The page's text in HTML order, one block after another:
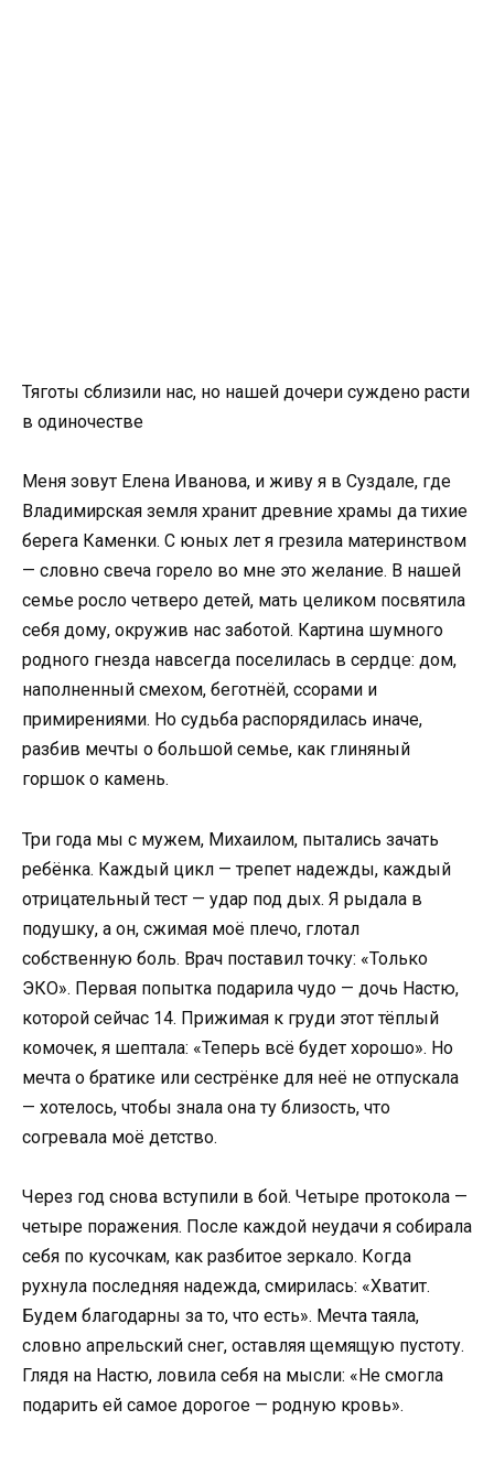
Тяготы сблизили нас, но нашей дочери суждено расти
в одиночестве
Меня зовут Елена Иванова, и живу я в Суздале, где
Владимирская земля хранит древние храмы да тихие
берега Каменки. С юных лет я грезила материнством
— словно свеча горело во мне это желание. В нашей
семье росло четверо детей, мать целиком посвятила
себя дому, окружив нас заботой. Картина шумного
родного гнезда навсегда поселилась в сердце: дом,
наполненный смехом, беготнёй, ссорами и
примирениями. Но судьба распорядилась иначе,
разбив мечты о большой семье, как глиняный
горшок о камень.
Три года мы с мужем, Михаилом, пытались зачать
ребёнка. Каждый цикл — трепет надежды, каждый
отрицательный тест — удар под дых. Я рыдала в
подушку, а он, сжимая моё плечо, глотал
собственную боль. Врач поставил точку: «Только
ЭКО». Первая попытка подарила чудо — дочь Настю,
которой сейчас 14. Прижимая к груди этот тёплый
комочек, я шептала: «Теперь всё будет хорошо». Но
мечта о братике или сестрёнке для неё не отпускала
— хотелось, чтобы знала она ту близость, что
согревала моё детство.
Через год снова вступили в бой. Четыре протокола —
четыре поражения. После каждой неудачи я собирала
себя по кусочкам, как разбитое зеркало. Когда
рухнула последняя надежда, смирилась: «Хватит.
Будем благодарны за то, что есть». Мечта таяла,
словно апрельский снег, оставляя щемящую пустоту.
Глядя на Настю, ловила себя на мысли: «Не смогла
подарить ей самое дорогое — родную кровь».